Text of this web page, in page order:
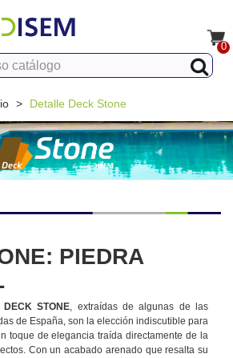
0
> Detalle Deck Stone
PIEDRA
DECK STONE, extraídas de algunas de las
de España, son la elección indiscutible para
toque de elegancia traída directamente de la
Con un acabado arenado que resalta su